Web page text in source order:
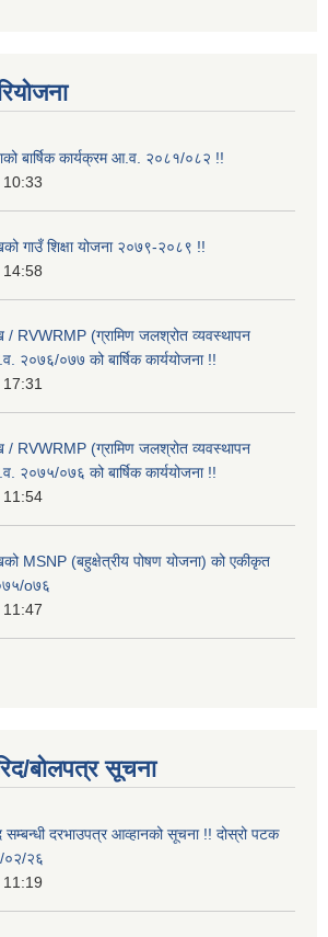
बार्षिक कार्यक्रम आ.व. २०८१/०८२ !!
गाउँ शिक्षा योजना २०७९-२०८९ !!
/ RVWRMP (ग्रामिण जलश्रोत व्यवस्थापन
२०७६/०७७ को बार्षिक कार्ययोजना !!
/ RVWRMP (ग्रामिण जलश्रोत व्यवस्थापन
२०७५/०७६ को बार्षिक कार्ययोजना !!
11:54
MSNP (बहुक्षेत्रीय पोषण योजना) को एकीकृत
o७६
बोलपत्र सूचना
दरभाउपत्र आव्हानको सूचना !! दोस्रो पटक
०२/२६